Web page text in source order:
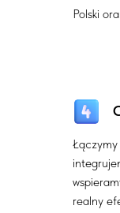
Polski
Łączymy
realny